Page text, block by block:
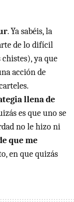
. Ya sabéis, la
de lo difícil
ya que
acción de
llena de
es que uno se
no le hizo ni
que me
en que quizás